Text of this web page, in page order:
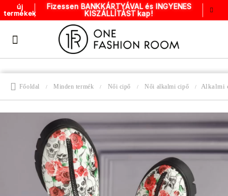
új
termékek
Fizessen BANKKÁRTYÁVAL és INGYENES
KISZÁLLÍTÁST kap!
Főoldal Minden termék Női cipő Női alkalmi cipő Alkalmi